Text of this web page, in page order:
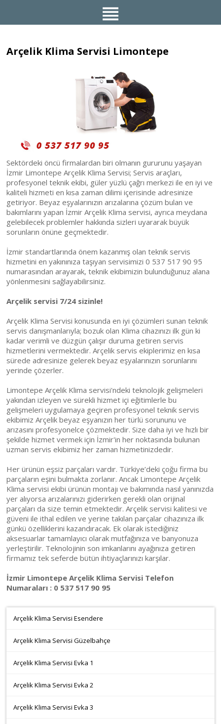
Arçelik Klima Servisi Limontepe
Sektördeki öncü firmalardan biri olmanın gururunu yaşayan
İzmir Limontepe Arçelik Klima Servisi; Servis araçları,
profesyonel teknik ekibi, güler yüzlü çağrı merkezi ile en iyi ve
kaliteli hizmeti en kısa zaman dilimi içerisinde adresinize
getiriyor. Beyaz eşyalarınızın arızalarına çözüm bulan ve
bakımlarını yapan İzmir Arçelik Klima servisi, ayrıca meydana
gelebilecek problemler hakkında sizleri uyararak büyük
sorunların önüne geçmektedir.
İzmir standartlarında önem kazanmış olan teknik servis
hizmetini en yakınınıza taşıyan servisimizi 0 537 517 90 95
numarasından arayarak, teknik ekibimizin bulunduğunuz alana
yönlenmesini sağlayabilirsiniz.
Arçelik servisi 7/24 sizinle!
Arçelik Klima Servisi konusunda en iyi çözümleri sunan teknik
servis danışmanlarıyla; bozuk olan Klima cihazınızı ilk gün ki
kadar verimli ve düzgün çalışır duruma getiren servis
hizmetlerini vermektedir. Arçelik servis ekiplerimiz en kısa
sürede adresinize gelerek beyaz eşyalarınızın sorunlarını
yerinde çözerler.
Limontepe Arçelik Klima servisi'ndeki teknolojik gelişmeleri
yakından izleyen ve sürekli hizmet içi eğitimlerle bu
gelişmeleri uygulamaya geçiren profesyonel teknik servis
ekibimiz Arçelik beyaz eşyanızın her türlü sorununu ve
arızasını profesyonelce çözmektedir. Size daha iyi ve hızlı bir
şekilde hizmet vermek için İzmir'in her noktasında bulunan
uzman servis ekibimiz her zaman hizmetinizdedir.
Her ürünün eşsiz parçaları vardır. Türkiye’deki çoğu firma bu
parçaların eşini bulmakta zorlanır. Ancak Limontepe Arçelik
Klima servisi ekibi ürünün montajı ve bakımında nasıl yanınızda
yer alıyorsa arızalarınızı giderirken gerekli olan orijinal
parçaları da size temin etmektedir. Arçelik servisi kalitesi ve
güveni ile ithal edilen ve yerine takılan parçalar cihazınıza ilk
günkü özelliklerini kazandıracak. Ek olarak istediğiniz
aksesuarlar tamamlayıcı olarak mutfağınıza ve banyonuza
yerleştirilir. Teknolojinin son imkanlarını ayağınıza getiren
firmamız tek seferde bütün ihtiyaçlarınızı karşılar.
İzmir Limontepe Arçelik Klima Servisi Telefon
Numaraları : 0 537 517 90 95
Arçelik Klima Servisi Esendere
Arçelik Klima Servisi Güzelbahçe
Arçelik Klima Servisi Evka 1
Arçelik Klima Servisi Evka 2
Arçelik Klima Servisi Evka 3